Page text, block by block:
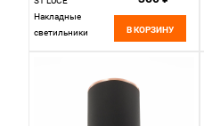
Накладные
светильники
В КОРЗИНУ